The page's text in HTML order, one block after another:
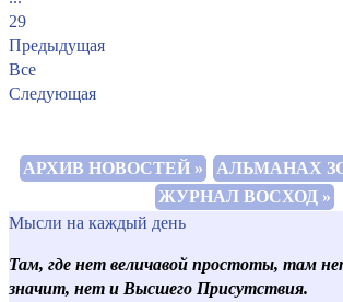
29
Предыдущая
Все
Следующая
АРХИВ НОВОСТЕЙ »
АЛЬМАНАХ
ЖУРНАЛ ВОСХОД »
Мысли на каждый день
Там, где нет величавой простоты, там
значит, нет и Высшего Присутствия.